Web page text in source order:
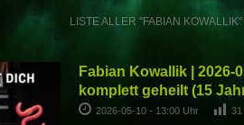
LISTE ALLER "FABIAN
Fabian Kowallik | 2026-
komplett geheilt (15
2026-05-10 - 13:00 Uhr 31